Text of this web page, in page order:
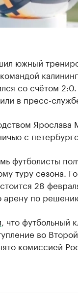
южный
со счётом
в пресс-
с
футболисты
туру сезона.
28
по
, что футбольный
во
комиссией